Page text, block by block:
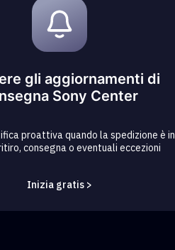
gli aggiornamenti di
Sony Center
proattiva quando la spedizione è in
consegna o eventuali eccezioni
Inizia gratis >